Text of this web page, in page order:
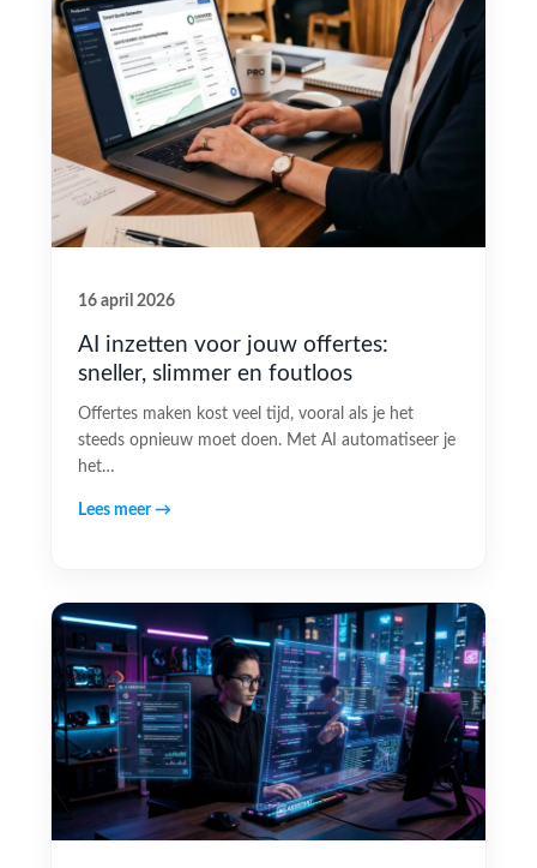
16 april 2026
AI inzetten voor jouw offertes:
sneller, slimmer en foutloos
Offertes maken kost veel tijd, vooral als je het
steeds opnieuw moet doen. Met AI automatiseer je
het…
Lees meer →